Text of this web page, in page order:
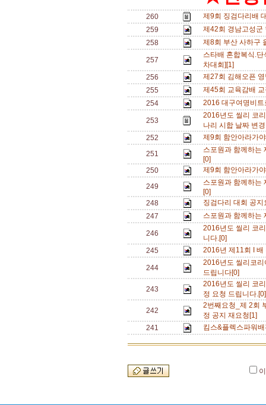
260
제9회 징검다리배
259
제42회 경남고성
258
제8회 부산 사하구
257
스타배 혼합복식.
차대회][1]
256
제27회 김해오픈
255
제45회 교육감배
254
2016 대구여명비
253
2016년도 씰리 코
나리 시합 날짜 변
252
제9회 함안아라가
251
스포원과 함께하는
[0]
250
제9회 함안아라가
249
스포원과 함께하는
[0]
248
징검다리 대회 공
247
스포원과 함께하
246
2016년도 씰리 코
니다.[0]
245
2016년 제11회 I
244
2016년도 씰리코리
드립니다[0]
243
2016년도 씰리 코
정 요청 드립니다
242
2번째요청_제 2회
정 공지 재요청[1]
241
킴스&플렉스파워